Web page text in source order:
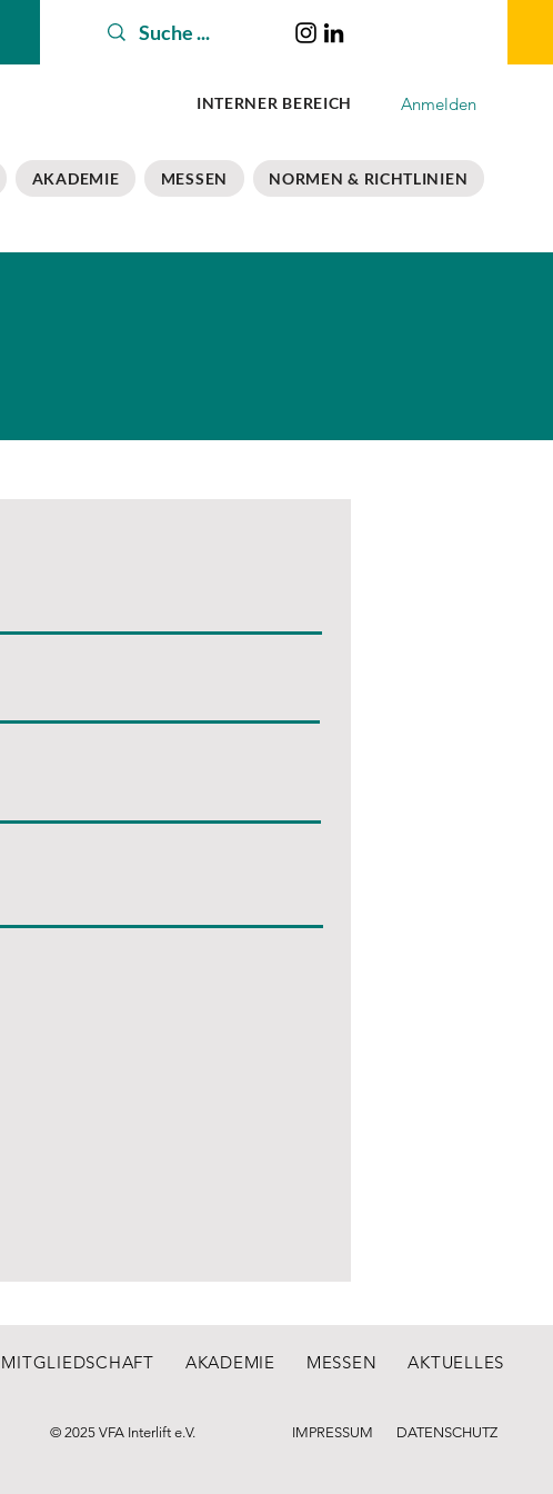
INTERNER BEREICH Anmelden
AKADEMIE MESSEN NORMEN & RICHTLINIEN
MITGLIEDSCHAFT AKADEMIE MESSEN AKTUELLES
© 2025 VFA Interlift e.V. IMPRESSUM DATENSCHUTZ